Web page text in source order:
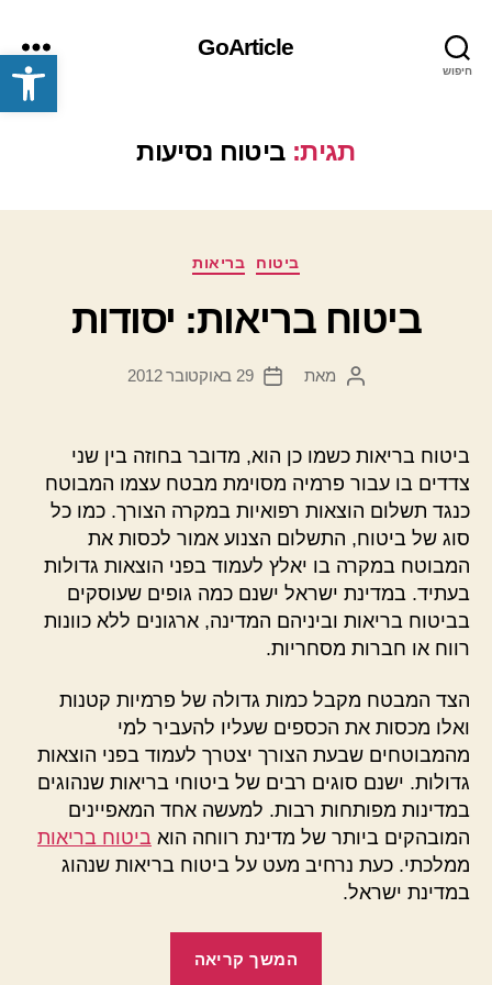
פתח סרגל נגישות חיפוש
GoArticle
תפריט
תגית: ביטוח נסיעות
קטגוריות ביטוח בריאות
ביטוח בריאות: יסודות
המחבר
מאת
תאריך
29 באוקטובר 2012
ביטוח בריאות כשמו כן הוא, מדובר בחוזה בין שני
צדדים בו עבור פרמיה מסוימת מבטח עצמו המבוטח
כנגד תשלום הוצאות רפואיות במקרה הצורך. כמו כל
סוג של ביטוח, התשלום הצנוע אמור לכסות את
המבוטח במקרה בו יאלץ לעמוד בפני הוצאות גדולות
בעתיד. במדינת ישראל ישנם כמה גופים שעוסקים
בביטוח בריאות וביניהם המדינה, ארגונים ללא כוונות
רווח או חברות מסחריות.
הצד המבטח מקבל כמות גדולה של פרמיות קטנות
ואלו מכסות את הכספים שעליו להעביר למי
מהמבוטחים שבעת הצורך יצטרך לעמוד בפני הוצאות
גדולות. ישנם סוגים רבים של ביטוחי בריאות שנהוגים
במדינות מפותחות רבות. למעשה אחד המאפיינים
המובהקים ביותר של מדינת רווחה הוא ביטוח בריאות
ממלכתי. כעת נרחיב מעט על ביטוח בריאות שנהוג
במדינת ישראל.
המשך קריאה